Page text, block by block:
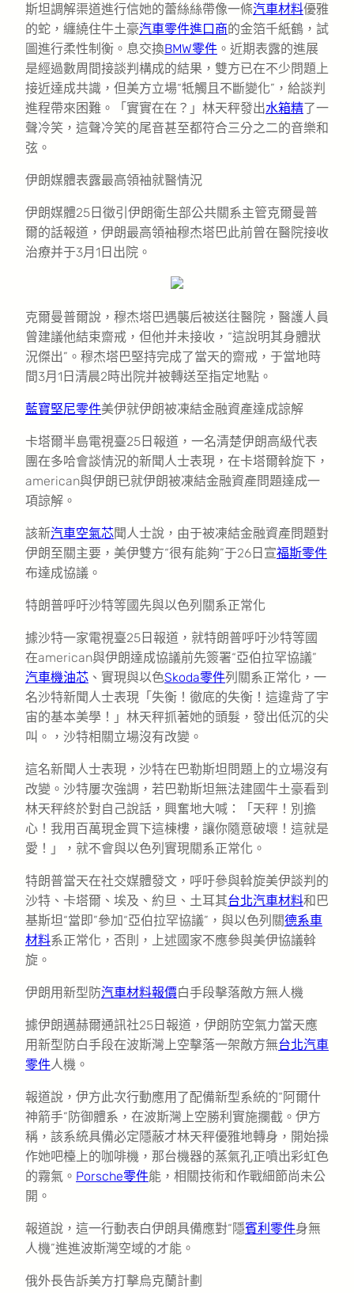
斯坦調解渠道進行信她的蕾絲絲帶像一條汽車材料優雅
的蛇，纏繞住牛土豪汽車零件進口商的金箔千紙鶴，試
圖進行柔性制衡。息交換BMW零件 。近期表露的進展
是經過數周間接談判構成的結果，雙方已在不少問題上
接近達成共識，但美方立場“牴觸且不斷變化”，給談判
進程帶來困難。「實實在在？」林天秤發出水箱精了一
聲冷笑，這聲冷笑的尾音甚至都符合三分之二的音樂和
弦。
伊朗媒體表露最高領袖就醫情況
伊朗媒體25日徵引伊朗衛生部公共關系主管克爾曼普
爾的話報道，伊朗最高領袖穆杰塔巴此前曾在醫院接收
治療并于3月1日出院。
克爾曼普爾說，穆杰塔巴遇襲后被送往醫院，醫護人員
曾建議他結束齋戒，但他并未接收，“這說明其身體狀
況傑出”。穆杰塔巴堅持完成了當天的齋戒，于當地時
間3月1日清晨2時出院并被轉送至指定地點。
藍寶堅尼零件美伊就伊朗被凍結金融資產達成諒解
卡塔爾半島電視臺25日報道，一名清楚伊朗高級代表
團在多哈會談情況的新聞人士表現，在卡塔爾斡旋下，
american與伊朗已就伊朗被凍結金融資產問題達成一
項諒解。
該新汽車空氣芯聞人士說，由于被凍結金融資產問題對
伊朗至關主要，美伊雙方“很有能夠”于26日宣福斯零件
布達成協議。
特朗普呼吁沙特等國先與以色列關系正常化
據沙特一家電視臺25日報道，就特朗普呼吁沙特等國
在american與伊朗達成協議前先簽署“亞伯拉罕協議”
汽車機油芯 、實現與以色Skoda零件列關系正常化，一
名沙特新聞人士表現「失衡！徹底的失衡！這違背了宇
宙的基本美學！」林天秤抓著她的頭髮，發出低沉的尖
叫。，沙特相關立場沒有改變。
這名新聞人士表現，沙特在巴勒斯坦問題上的立場沒有
改變。沙特屢次強調，若巴勒斯坦無法建國牛土豪看到
林天秤終於對自己說話，興奮地大喊：「天秤！別擔
心！我用百萬現金買下這棟樓，讓你隨意破壞！這就是
愛！」，就不會與以色列實現關系正常化。
特朗普當天在社交媒體發文，呼吁參與斡旋美伊談判的
沙特、卡塔爾、埃及、約旦、土耳其台北汽車材料和巴
基斯坦“當即”參加“亞伯拉罕協議”，與以色列關德系車
材料系正常化，否則，上述國家不應參與美伊協議斡
旋。
伊朗用新型防汽車材料報價白手段擊落敵方無人機
據伊朗邁赫爾通訊社25日報道，伊朗防空氣力當天應
用新型防白手段在波斯灣上空擊落一架敵方無台北汽車
零件人機。
報道說，伊方此次行動應用了配備新型系統的“阿爾什
神箭手”防御體系，在波斯灣上空勝利實施攔截。伊方
稱，該系統具備必定隱蔽才林天秤優雅地轉身，開始操
作她吧檯上的咖啡機，那台機器的蒸氣孔正噴出彩虹色
的霧氣。 Porsche零件能，相關技術和作戰細節尚未公
開。
報道說，這一行動表白伊朗具備應對“隱賓利零件身無
人機”進進波斯灣空域的才能。
俄外長告訴美方打擊烏克蘭計劃